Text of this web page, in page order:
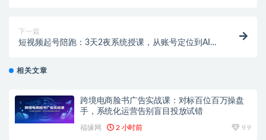
下一篇
短视频起号陪跑：3天2夜系统授课，从账号定位到AI成
相关文章
跨境电商脸书广告实战课：对标百位百万操盘
手，系统化运营告别盲目投放试错
福缘网 2 小时前 9.9